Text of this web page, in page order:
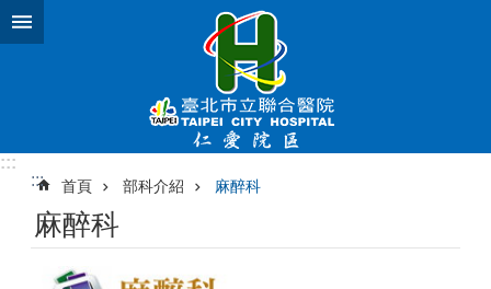
跳到主要內容區塊
:::
:::
首頁 部科介紹 麻醉科
麻醉科